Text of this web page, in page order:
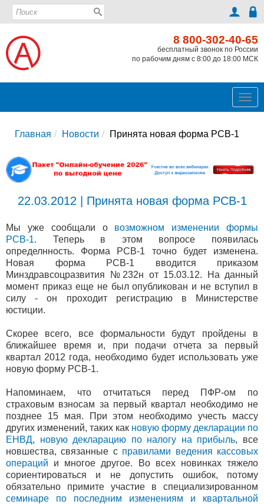
8 800-302-40-65
бесплатный звонок по России
по рабочим дням с 8:00 до 18:00 МСК
Главная Новости Принята новая форма РСВ-1
22.03.2012 | Принята новая форма РСВ-1
Мы уже сообщали о возможном изменении формы
РСВ-1. Теперь в этом вопросе появилась
определнность. Форма РСВ-1 точно будет изменена.
Новая форма РСВ-1 вводится приказом
Минздравсоцразвития №232н от 15.03.12. На данный
момент приказ еще не был опубликован и не вступил в
силу - он проходит регистрацию в Министерстве
юстиции.
Скорее всего, все формальности будут пройдены в
ближайшее время и, при подачи отчета за первый
квартал 2012 года, необходимо будет использовать уже
новую форму РСВ-1.
Напоминаем, что отчитаться перед ПФР-ом по
страховым взносам за первый квартал необходимо не
позднее 15 мая. При этом необходимо учесть массу
других изменений, таких как новую форму декларации по
ЕНВД, новую декларацию по налогу на прибыль, все
новшества, связанные с правилами ведения кассовых
операций и многое другое. Во всех новинках тяжело
сориентироваться и не допустить ошибок, потому
обязательно примите участие в специализированном
семинаре по последним изменениям и квартальной